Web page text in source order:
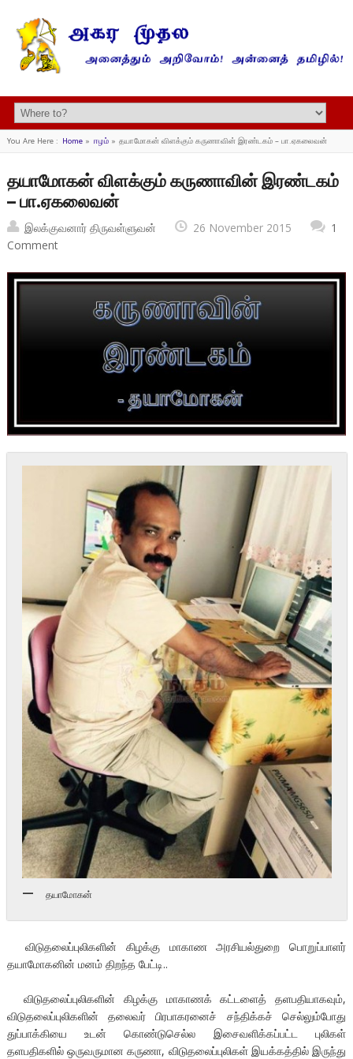
You Are Here : Home» ஈழம்» தயாமோகன் விளக்கும் கருணாவின் இரண்டகம் – பா.ஏகலைவன்
தயாமோகன் விளக்கும் கருணாவின் இரண்டகம்
– பா.ஏகலைவன்
இலக்குவனார் திருவள்ளுவன் 26 November 2015
1
Comment
தயாமோகன்
விடுதலைப்புலிகளின் கிழக்கு மாகாண அரசியல்துறை பொறுப்பாளர்
தயாமோகனின் மனம் திறந்த பேட்டி..
விடுதலைப்புலிகளின் கிழக்கு மாகாணக் கட்டளைத் தளபதியாகவும்,
விடுதலைப்புலிகளின் தலைவர் பிரபாகரனைச் சந்திக்கச் செல்லும்போது
துப்பாக்கியை உடன் கொண்டுசெல்ல இசைவளிக்கப்பட்ட புலிகள்
தளபதிகளில் ஒருவருமான கருணா, விடுதலைப்புலிகள் இயக்கத்தில் இருந்து